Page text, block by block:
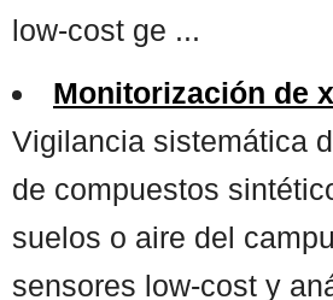
low-cost ge ...
Monitorización de
Vigilancia sistemática
de compuestos
suelos o aire del
sensores low-cost y